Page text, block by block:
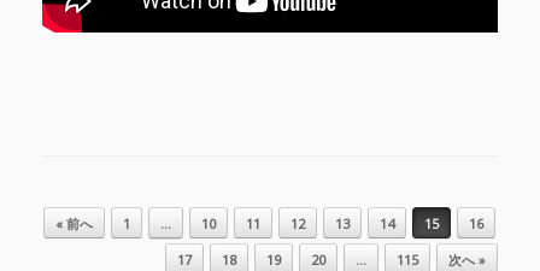
投稿ナビゲーション
« 前へ 1 … 10 11 12 13 14 15
16
17
18 19 20 … 115 次へ »